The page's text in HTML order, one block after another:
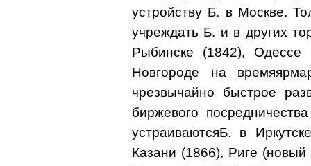
устройству Б. в Москве.
учреждать Б. и в других
Рыбинске (1842),
Новгороде на
чрезвычайно быстрое
биржевого
устраиваютсяБ. в
Казани (1866), Риге